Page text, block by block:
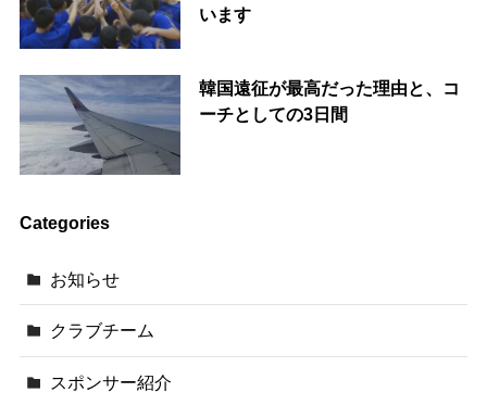
います
韓国遠征が最高だった理由と、コ
ーチとしての3日間
Categories
お知らせ
クラブチーム
スポンサー紹介